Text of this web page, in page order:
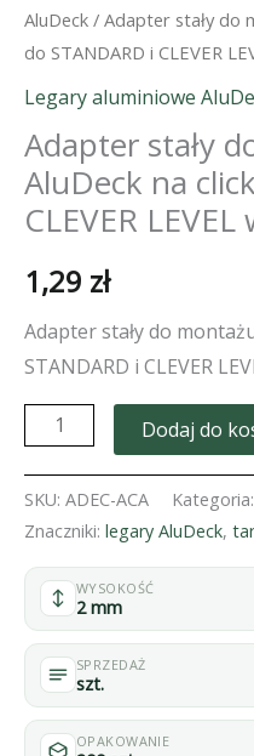
AluDeck / Adapter stały do
do STANDARD i CLEVER
Legary aluminiowe
Adapter stały
AluDeck na
CLEVER
1,29 zł
Adapter stały do
STANDARD i CLEVER
ilość
Adapter
stały
do
montażu
legara
AluDeck
na
click
do
Dodaj do
SKU: ADEC-ACA Kategoria:
Znaczniki: legary AluDeck,
WYSOKOŚĆ
2 mm
SPRZEDAŻ
szt.
OPAKOWANIE